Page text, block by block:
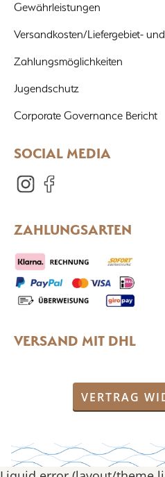
Gewährleistungen
Versandkosten/Liefergebiet-
Zahlungsmöglichkeiten
Jugendschutz
Corporate Governance Bericht
SOCIAL MEDIA
ZAHLUNGSARTEN
VERSAND MIT DHL
VERTRAG